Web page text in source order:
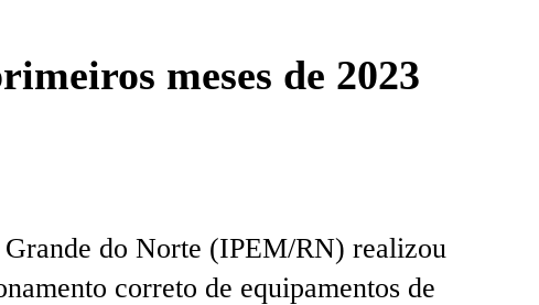
meses de 2023
do Norte (IPEM/RN) realizou
correto de equipamentos de